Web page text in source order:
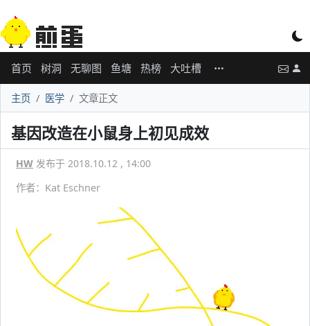
首页 树洞 无聊图 鱼塘 热榜 大吐槽
主页 医学 文章正文
基因改造在小鼠身上初见成效
HW 发布于 2018.10.12 , 14:00
作者：Kat Eschner